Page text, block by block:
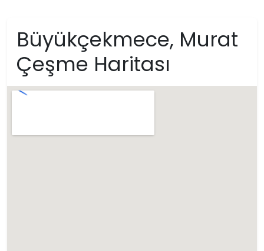
Büyükçekmece, Murat
Çeşme Haritası